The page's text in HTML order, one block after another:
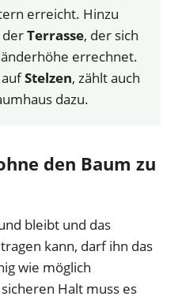
erreicht. Hinzu
derTerrasse, der sich
errechnet.
Stelzen, zählt auch
dazu.
den Baum zu
bleibt und das
kann, darf ihn das
wie möglich
Halt muss es